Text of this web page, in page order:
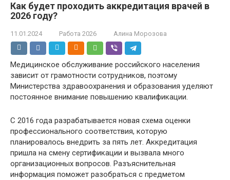
Как будет проходить аккредитация врачей в
2026 году?
11.01.2024 Работа 2026 Алина Морозова
Медицинское обслуживание российского населения
зависит от грамотности сотрудников, поэтому
Министерства здравоохранения и образования уделяют
постоянное внимание повышению квалификации.
С 2016 года разрабатывается новая схема оценки
профессионального соответствия, которую
планировалось внедрить за пять лет. Аккредитация
пришла на смену сертификации и вызвала много
организационных вопросов. Разъяснительная
информация поможет разобраться с предметом